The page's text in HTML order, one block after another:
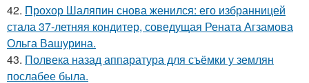
42. Прохор Шаляпин снова женился: его избранницей
стала 37-летняя кондитер, соведущая Рената Агзамова
Ольга Вашурина.
43. Полвека назад аппаратура для съёмки у землян
послабее была.